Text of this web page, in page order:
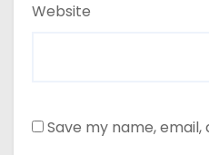
Website
Save my name,